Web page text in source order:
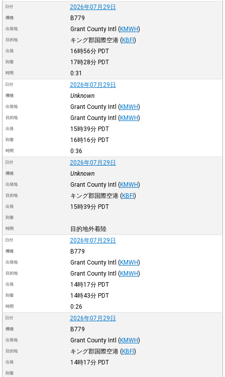
日付 2026年07月29日
機種 B779
出発地 Grant County Intl (KMWH)
目的地 キング郡国際空港 (KBFI)
出発 16時56分 PDT
到着 17時28分 PDT
時間 0:31
日付 2026年07月29日
機種 Unknown
出発地 Grant County Intl (KMWH)
目的地 Grant County Intl (KMWH)
出発 15時39分 PDT
到着 16時16分 PDT
時間 0:36
日付 2026年07月29日
機種 Unknown
出発地 Grant County Intl (KMWH)
目的地 キング郡国際空港 (KBFI)
出発 15時39分 PDT
到着
時間 目的地外着陸
日付 2026年07月29日
機種 B779
出発地 Grant County Intl (KMWH)
目的地 Grant County Intl (KMWH)
出発 14時17分 PDT
到着 14時43分 PDT
時間 0:26
日付 2026年07月29日
機種 B779
出発地 Grant County Intl (KMWH)
目的地 キング郡国際空港 (KBFI)
出発 14時17分 PDT
到着